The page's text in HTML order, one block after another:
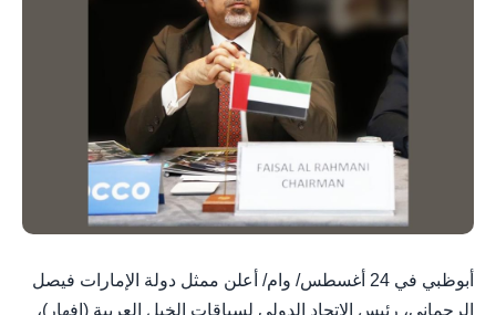
أبوظبي في 24 أغسطس/ وام/ أعلن ممثل دولة الإمارات فيصل
الرحماني، رئيس الاتحاد الدولي لسباقات الخيل العربية (إفهار)،